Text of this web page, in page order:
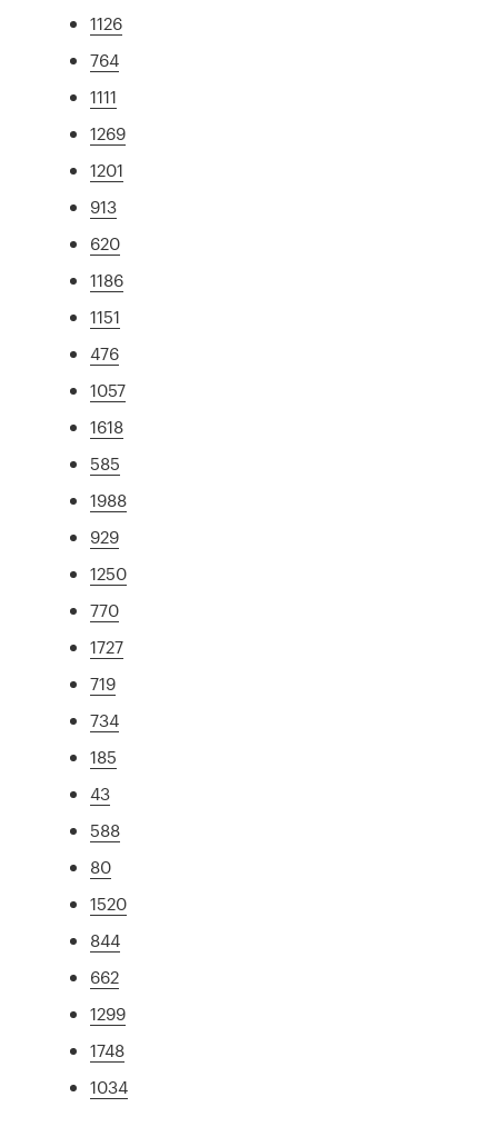
1126
764
1111
1269
1201
913
620
1186
1151
476
1057
1618
585
1988
929
1250
770
1727
719
734
185
43
588
80
1520
844
662
1299
1748
1034